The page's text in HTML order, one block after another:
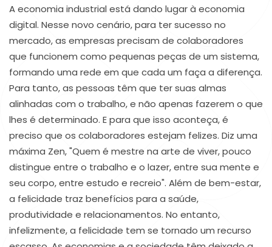
A economia industrial está dando lugar à economia
digital. Nesse novo cenário, para ter sucesso no
mercado, as empresas precisam de colaboradores
que funcionem como pequenas peças de um sistema,
formando uma rede em que cada um faça a diferença.
Para tanto, as pessoas têm que ter suas almas
alinhadas com o trabalho, e não apenas fazerem o que
lhes é determinado. E para que isso aconteça, é
preciso que os colaboradores estejam felizes. Diz uma
máxima Zen, "Quem é mestre na arte de viver, pouco
distingue entre o trabalho e o lazer, entre sua mente e
seu corpo, entre estudo e recreio". Além de bem-estar,
a felicidade traz benefícios para a saúde,
produtividade e relacionamentos. No entanto,
infelizmente, a felicidade tem se tornado um recurso